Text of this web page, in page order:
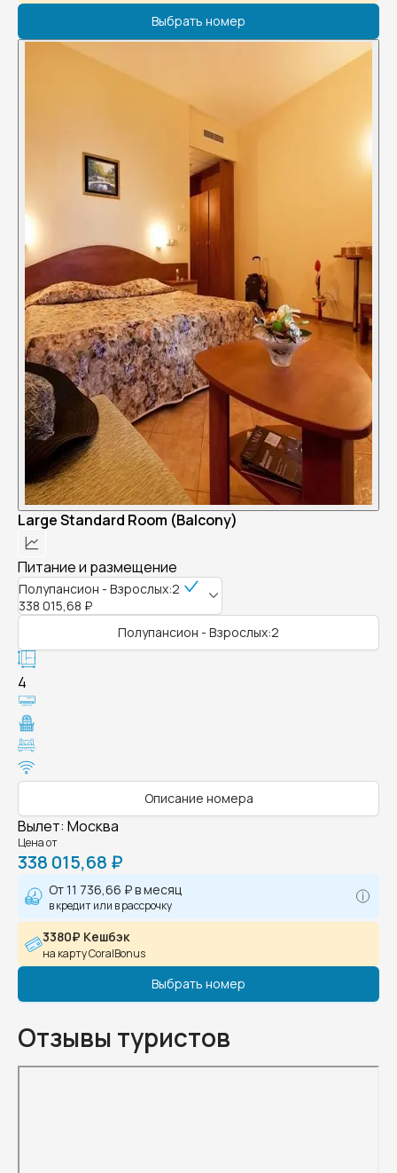
Выбрать номер
Large Standard Room (Balcony)
Питание и размещение
Полупансион - Взрослых:2
338 015,68 ₽
Полупансион - Взрослых:2
4
Описание номера
Вылет: Москва
Цена от
338 015,68 ₽
От11 736,66 ₽в месяц
в кредит или в рассрочку
3380₽ Кешбэк
на карту CoralBonus
Выбрать номер
Отзывы туристов